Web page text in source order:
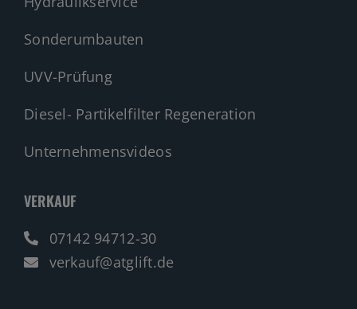
Sonderumbauten
UVV-Prüfung
Diesel- Partikelfilter Regeneration
Unternehmensvideos
VERKAUF
07142 94712-30
verkauf@atglift.de